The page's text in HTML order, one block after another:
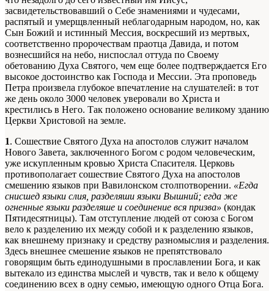
засвидетельствовавший о Себе знамениями и чудесами,
распятый и умерщвленный неблагодарным народом, но, как
Сын Божий и истинный Мессия, воскресший из мертвых,
соответственно пророчествам праотца Давида, и потом
вознесшийся на небо, ниспослал оттуда по Своему
обетованию Духа Святого, чем еще более подтверждается Его
высокое достоинство как Господа и Мессии. Эта проповедь
Петра произвела глубокое впечатление на слушателей: в тот
же день около 3000 человек уверовали во Христа и
крестились в Него. Так положено основание великому зданию
Церкви Христовой на земле.
1. Сошествие Святого Духа на апостолов служит началом
Нового Завета, заключенного Богом с родом человеческим,
уже искупленным кровью Христа Спасителя. Церковь
противополагает сошествие Святого Духа на апостолов
смешению языков при Вавилонском столпотворении. «Егда
снисшед языки слия, разделяши языки Вышний; егда же
огненные языки разделяше и соединение вся призва» (кондак
Пятидесятницы). Там отступление людей от союза с Богом
вело к разделению их между собой и к разделению языков,
как внешнему признаку и средству разномыслия и разделения.
Здесь внешнее смешение языков не препятствовало
говорящим быть единодушными в прославлении Бога, и как
вытекало из единства мыслей и чувств, так и вело к общему
соединению всех в одну семью, имеющую одного Отца Бога.